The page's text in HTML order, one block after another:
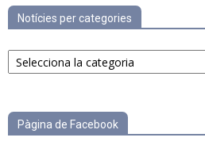
Notícies per categories
Notícies
per
Pàgina de Facebook